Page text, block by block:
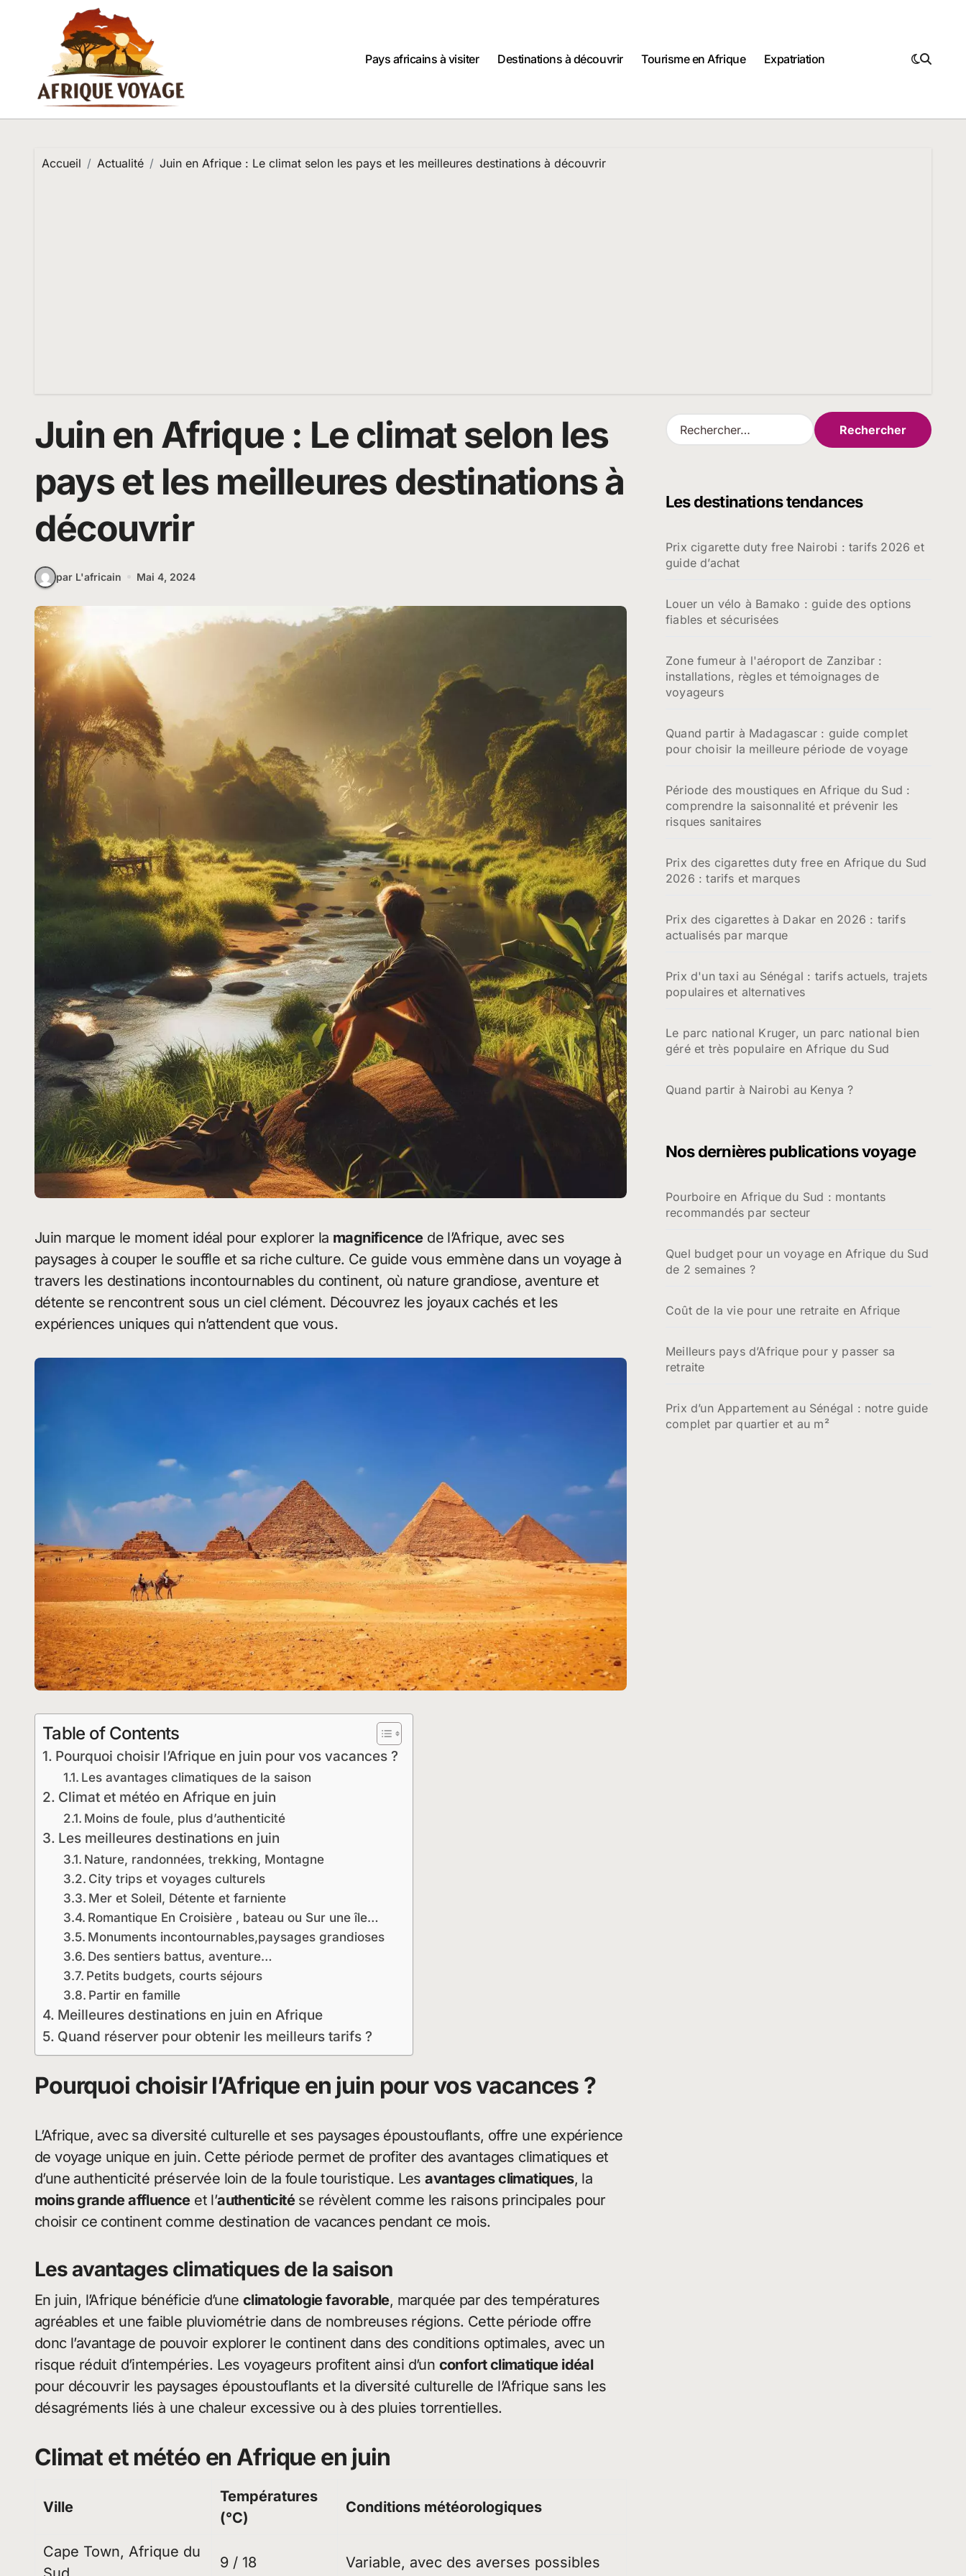
Pays africains à visiter
Destinations à découvrir Tourisme en Afrique Expatriation
Accueil Actualité Juin en Afrique : Le climat selon les pays et les meilleures destinations à découvrir
Juin en Afrique : Le climat selon les
pays et les meilleures destinations à
découvrir
par L'africain Mai 4, 2024
Juin marque le moment idéal pour explorer la magnificencede l’Afrique, avec ses
paysages à couper le souffle et sa riche culture. Ce guide vous emmène dans un voyage à
travers les destinations incontournables du continent, où nature grandiose, aventure et
détente se rencontrent sous un ciel clément. Découvrez les joyaux cachés et les
expériences uniques qui n’attendent que vous.
Table of Contents
Pourquoi choisir l’Afrique en juin pour vos vacances ?
Les avantages climatiques de la saison
Climat et météo en Afrique en juin
Moins de foule, plus d’authenticité
Les meilleures destinations en juin
Nature, randonnées, trekking, Montagne
City trips et voyages culturels
Mer et Soleil, Détente et farniente
Romantique En Croisière , bateau ou Sur une île…
Monuments incontournables,paysages grandioses
Des sentiers battus, aventure…
Petits budgets, courts séjours
Partir en famille
Meilleures destinations en juin en Afrique
Quand réserver pour obtenir les meilleurs tarifs ?
Pourquoi choisir l’Afrique en juin pour vos vacances ?
L’Afrique, avec sa diversité culturelle et ses paysages époustouflants, offre une expérience
de voyage unique en juin. Cette période permet de profiter des avantages climatiques et
d’une authenticité préservée loin de la foule touristique. Lesavantages climatiques, la
moins grande affluenceet l’authenticitése révèlent comme les raisons principales pour
choisir ce continent comme destination de vacances pendant ce mois.
Les avantages climatiques de la saison
En juin, l’Afrique bénéficie d’une climatologie favorable, marquée par des températures
agréables et une faible pluviométrie dans de nombreuses régions. Cette période offre
donc l’avantage de pouvoir explorer le continent dans des conditions optimales, avec un
risque réduit d’intempéries. Les voyageurs profitent ainsi d’un confort climatique idéal
pour découvrir les paysages époustouflants et la diversité culturelle de l’Afrique sans les
désagréments liés à une chaleur excessive ou à des pluies torrentielles.
Climat et météo en Afrique en juin
Ville
Températures
(°C)
Conditions météorologiques
Cape Town, Afrique du
9 / 18 Variable, avec des averses possibles
R
e
r
e
r
Les destinations tendances
Prix cigarette duty free Nairobi : tarifs 2026 et
guide d’achat
Louer un vélo à Bamako : guide des options
fiables et sécurisées
Zone fumeur à l'aéroport de Zanzibar :
installations, règles et témoignages de
voyageurs
Quand partir à Madagascar : guide complet
pour choisir la meilleure période de voyage
Période des moustiques en Afrique du Sud :
comprendre la saisonnalité et prévenir les
risques sanitaires
Prix des cigarettes duty free en Afrique du Sud
2026 : tarifs et marques
Prix des cigarettes à Dakar en 2026 : tarifs
actualisés par marque
Prix d'un taxi au Sénégal : tarifs actuels, trajets
populaires et alternatives
Le parc national Kruger, un parc national bien
géré et très populaire en Afrique du Sud
Quand partir à Nairobi au Kenya ?
Nos dernières publications voyage
Pourboire en Afrique du Sud : montants
recommandés par secteur
Quel budget pour un voyage en Afrique du Sud
de 2 semaines ?
Coût de la vie pour une retraite en Afrique
Meilleurs pays d’Afrique pour y passer sa
retraite
Prix d’un Appartement au Sénégal : notre guide
complet par quartier et au m²